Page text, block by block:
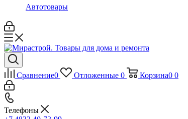
Автотовары
Сравнение0 Отложенные 0 Корзина0 0
Телефоны